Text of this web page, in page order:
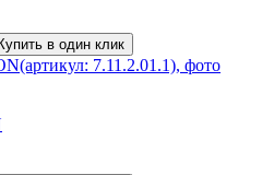
Купить в один клик